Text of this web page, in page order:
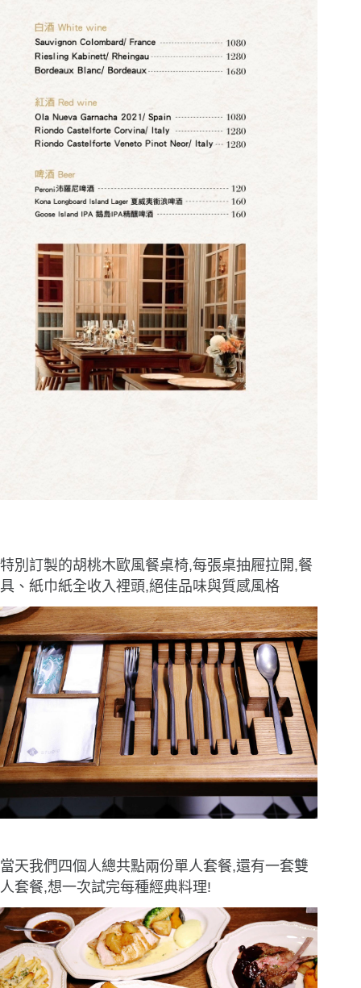
特別訂製的胡桃木歐風餐桌椅,每張桌抽屜拉開,餐
具、紙巾紙全收入裡頭,絕佳品味與質感風格
當天我們四個人總共點兩份單人套餐,還有一套雙
人套餐,想一次試完每種經典料理!